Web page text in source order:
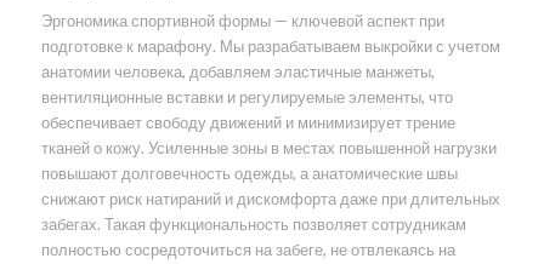
Эргономика спортивной формы — ключевой аспект при
подготовке к марафону. Мы разрабатываем выкройки с учетом
анатомии человека, добавляем эластичные манжеты,
вентиляционные вставки и регулируемые элементы, что
обеспечивает свободу движений и минимизирует трение
тканей о кожу. Усиленные зоны в местах повышенной нагрузки
повышают долговечность одежды, а анатомические швы
снижают риск натираний и дискомфорта даже при длительных
забегах. Такая функциональность позволяет сотрудникам
полностью сосредоточиться на забеге, не отвлекаясь на